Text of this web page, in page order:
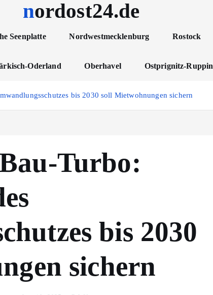
nordost24.de
Seenplatte Nordwestmecklenburg Rostock
Oderland Oberhavel Ostprignitz-Ruppin
bis 2030 soll Mietwohnungen sichern
Turbo:
bis 2030
sichern